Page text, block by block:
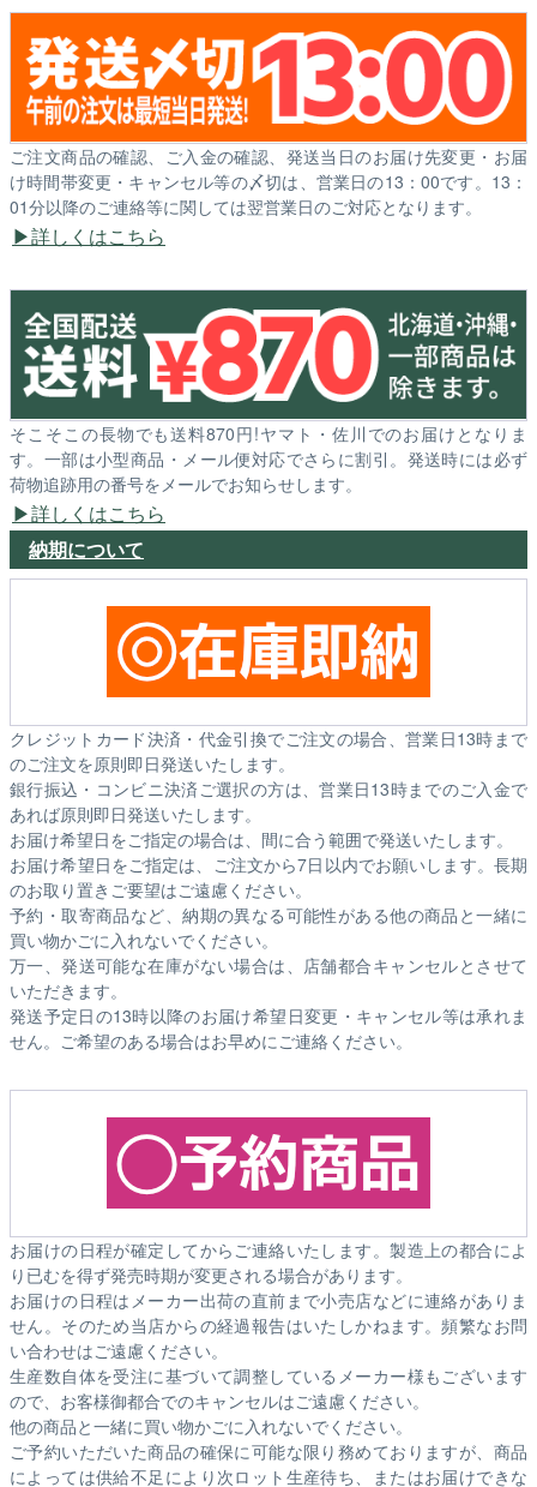
ご注文商品の確認、ご入金の確認、発送当日のお届け先変更・お届
け時間帯変更・キャンセル等の〆切は、営業日の13：00です。13：
01分以降のご連絡等に関しては翌営業日のご対応となります。
詳しくはこちら
そこそこの長物でも送料870円!ヤマト・佐川でのお届けとなりま
す。一部は小型商品・メール便対応でさらに割引。発送時には必ず
荷物追跡用の番号をメールでお知らせします。
詳しくはこちら
納期について
クレジットカード決済・代金引換でご注文の場合、営業日13時まで
のご注文を原則即日発送いたします。
銀行振込・コンビニ決済ご選択の方は、営業日13時までのご入金で
あれば原則即日発送いたします。
お届け希望日をご指定の場合は、間に合う範囲で発送いたします。
お届け希望日をご指定は、ご注文から7日以内でお願いします。長期
のお取り置きご要望はご遠慮ください。
予約・取寄商品など、納期の異なる可能性がある他の商品と一緒に
買い物かごに入れないでください。
万一、発送可能な在庫がない場合は、店舗都合キャンセルとさせて
いただきます。
発送予定日の13時以降のお届け希望日変更・キャンセル等は承れま
せん。ご希望のある場合はお早めにご連絡ください。
お届けの日程が確定してからご連絡いたします。製造上の都合によ
り已むを得ず発売時期が変更される場合があります。
お届けの日程はメーカー出荷の直前まで小売店などに連絡がありま
せん。そのため当店からの経過報告はいたしかねます。頻繁なお問
い合わせはご遠慮ください。
生産数自体を受注に基づいて調整しているメーカー様もございます
ので、お客様御都合でのキャンセルはご遠慮ください。
他の商品と一緒に買い物かごに入れないでください。
ご予約いただいた商品の確保に可能な限り務めておりますが、商品
によっては供給不足により次ロット生産待ち、またはお届けできな